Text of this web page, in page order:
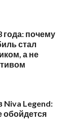
года: почему
стал
а не
Niva Legend:
обойдется